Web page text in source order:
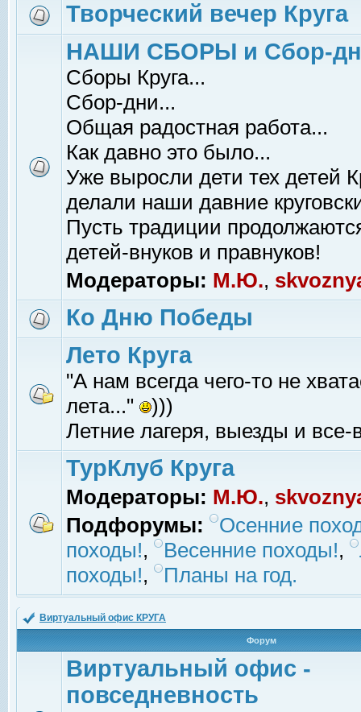
Творческий вечер Круга
НАШИ СБОРЫ и Сбор-
Сборы Круга...
Сбор-дни...
Общая радостная работа...
Как давно это было...
Уже выросли дети тех детей
делали наши давние
Пусть традиции
детей-внуков и правнуков!
Модераторы: М.Ю.,
Ко Дню Победы
Лето Круга
"А нам всегда чего-то не
лета..."
)))
Летние лагеря, выезды и все-
ТурКлуб Круга
Модераторы: М.Ю.,
Подфорумы:
Осенние
походы!, Весенние походы!,
походы!, Планы на год.
Виртуальный офис КРУГА
Форум
Виртуальный офис -
повседневность